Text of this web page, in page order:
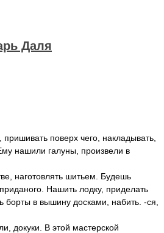
Даля
поверх чего, накладывать,
нашили галуны, произвели в
наготовлять шитьем. Будешь
Нашить лодку, приделать
борты в вышину досками, набить. -ся,
докуки. В этой мастерской